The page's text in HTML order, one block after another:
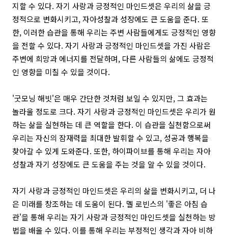
지할 수 있다. 자기 사랑과 긍정적인 마인드셋은 우리의 삶을 긍
정적으로 변화시키고, 자아성찰과 성장에도 큰 도움을 준다. 또
한, 이러한 습관을 통해 우리는 주변 사람들에게도 긍정적인 영향
을 전할 수 있다. 자기 사랑과 긍정적인 마인드셋을 가진 사람은
주변에 희망과 에너지를 전달하며, 다른 사람들의 삶에도 긍정적
인 영향을 미칠 수 있을 것이다.
'굿모닝 해빗'은 매우 간단한 것처럼 보일 수 있지만, 그 효과는
놀라울 정도로 크다. 자기 사랑과 긍정적인 마인드셋은 우리가 원
하는 삶을 실현하는 데 큰 역할을 한다. 이 습관을 실천함으로써
우리는 자신의 잠재력을 최대한 발휘할 수 있고, 성공과 행복을
찾아갈 수 있게 도와준다. 또한, 하이파이브를 통해 우리는 자아
성찰과 자기 성장에도 큰 도움을 주는 것을 알 수 있을 것이다.
자기 사랑과 긍정적인 마인드셋은 우리의 삶을 변화시키고, 더 나
은 미래를 창조하는 데 도움이 된다. 멜 로빈스의 '좋은 아침 습
관'을 통해 우리는 자기 사랑과 긍정적인 마인드셋을 실천하는 방
법을 배울 수 있다. 이를 통해 우리는 부정적인 생각과 자아 비하